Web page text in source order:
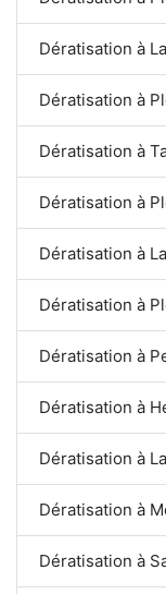
Dératisation à
Dératisation à
Dératisation à
Dératisation à
Dératisation à
Dératisation à
Dératisation à
Dératisation à
Dératisation à
Dératisation à
Dératisation à